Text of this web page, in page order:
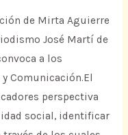
de Mirta Aguierre
José Martí de
a los
Comunicación.El
perspectiva
social, identificar